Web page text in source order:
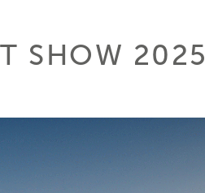
SHOW 2025